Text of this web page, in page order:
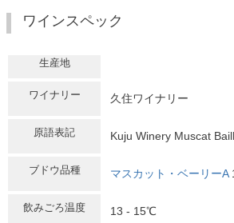
ワインスペック
生産地
ワイナリー 久住ワイナリー
原語表記 Kuju Winery Muscat
ブドウ品種 マスカット・ベーリーA
飲みごろ温度 13 - 15℃